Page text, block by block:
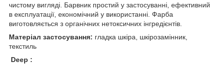
чистому вигляді. Барвник простий у застосуванні, ефективний
в експлуатації, економічний у використанні. Фарба
виготовляється з органічних нетоксичних інгредієнтів.
Матеріал застосування: гладка шкіра, шкірозамінник,
текстиль
Deep :